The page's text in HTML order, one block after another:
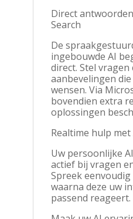
Direct
Search
De
ingebouwde AI
direct. Stel
aanbevelingen
wensen. Via
bovendien extra
oplossingen
Realtime hulp
Uw persoonlijke
actief bij vragen
Spreek
waarna deze uw
passend reageert.